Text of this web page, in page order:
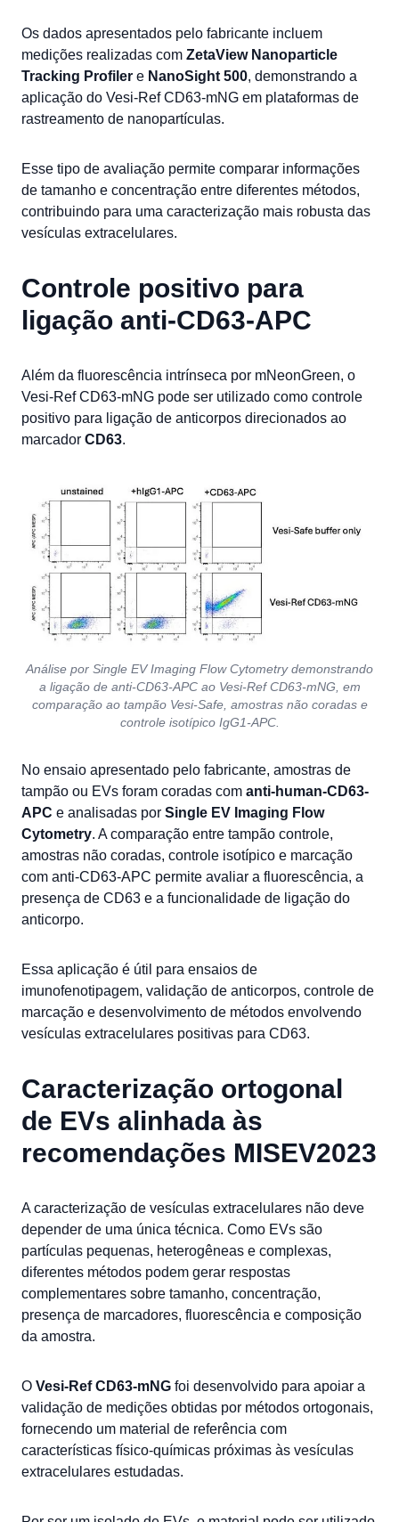
Os dados apresentados pelo fabricante incluem
medições realizadas com ZetaView Nanoparticle
Tracking Profiler e NanoSight 500, demonstrando a
aplicação do Vesi-Ref CD63-mNG em plataformas de
rastreamento de nanopartículas.
Esse tipo de avaliação permite comparar informações
de tamanho e concentração entre diferentes métodos,
contribuindo para uma caracterização mais robusta das
vesículas extracelulares.
Controle positivo para
ligação anti-CD63-APC
Além da fluorescência intrínseca por mNeonGreen, o
Vesi-Ref CD63-mNG pode ser utilizado como controle
positivo para ligação de anticorpos direcionados ao
marcador CD63.
Análise por Single EV Imaging Flow Cytometry demonstrando
a ligação de anti-CD63-APC ao Vesi-Ref CD63-mNG, em
comparação ao tampão Vesi-Safe, amostras não coradas e
controle isotípico IgG1-APC.
No ensaio apresentado pelo fabricante, amostras de
tampão ou EVs foram coradas com anti-human-CD63-
APC e analisadas por Single EV Imaging Flow
Cytometry. A comparação entre tampão controle,
amostras não coradas, controle isotípico e marcação
com anti-CD63-APC permite avaliar a fluorescência, a
presença de CD63 e a funcionalidade de ligação do
anticorpo.
Essa aplicação é útil para ensaios de
imunofenotipagem, validação de anticorpos, controle de
marcação e desenvolvimento de métodos envolvendo
vesículas extracelulares positivas para CD63.
Caracterização ortogonal
de EVs alinhada às
recomendações MISEV2023
A caracterização de vesículas extracelulares não deve
depender de uma única técnica. Como EVs são
partículas pequenas, heterogêneas e complexas,
diferentes métodos podem gerar respostas
complementares sobre tamanho, concentração,
presença de marcadores, fluorescência e composição
da amostra.
O Vesi-Ref CD63-mNG foi desenvolvido para apoiar a
validação de medições obtidas por métodos ortogonais,
fornecendo um material de referência com
características físico-químicas próximas às vesículas
extracelulares estudadas.